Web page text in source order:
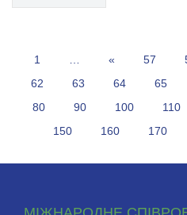
1 « 57
62
63 64 65
80
90 100 110
150
160 170